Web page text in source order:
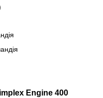
Engine 400